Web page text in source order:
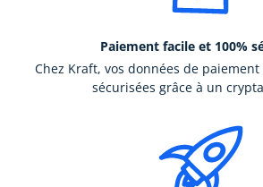
Paiement facile et 100%
Chez Kraft, vos données de
sécurisées grâce à un